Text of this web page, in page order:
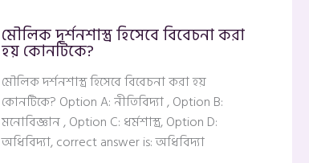
মৌলিক দর্শনশাস্ত্র হিসেবে বিবেচনা করা
হয় কোনটিকে?
মৌলিক দর্শনশাস্ত্র হিসেবে বিবেচনা করা হয়
কোনটিকে? Option A: নীতিবিদ্যা , Option B:
মনোবিজ্ঞান , Option C: ধর্মশাস্ত্র, Option D:
অধিবিদ্যা, correct answer is: অধিবিদ্যা